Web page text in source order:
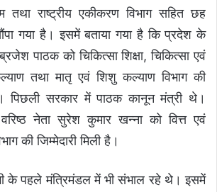
तथा राष्ट्रीय एकीकरण विभाग सहित छह
गया है। इसमें बताया गया है कि प्रदेश के
पाठक को चिकित्सा शिक्षा, चिकित्सा एवं
तथा मातृ एवं शिशु कल्याण विभाग की
पिछली सरकार में पाठक कानून मंत्री थे।
नेता सुरेश कुमार खन्ना को वित्त एवं
की जिम्मेदारी मिली है।
के पहले मंत्रिमंडल में भी संभाल रहे थे। इसमें